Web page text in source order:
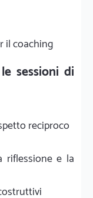
il coaching
sessioni di
reciproco
riflessione e la